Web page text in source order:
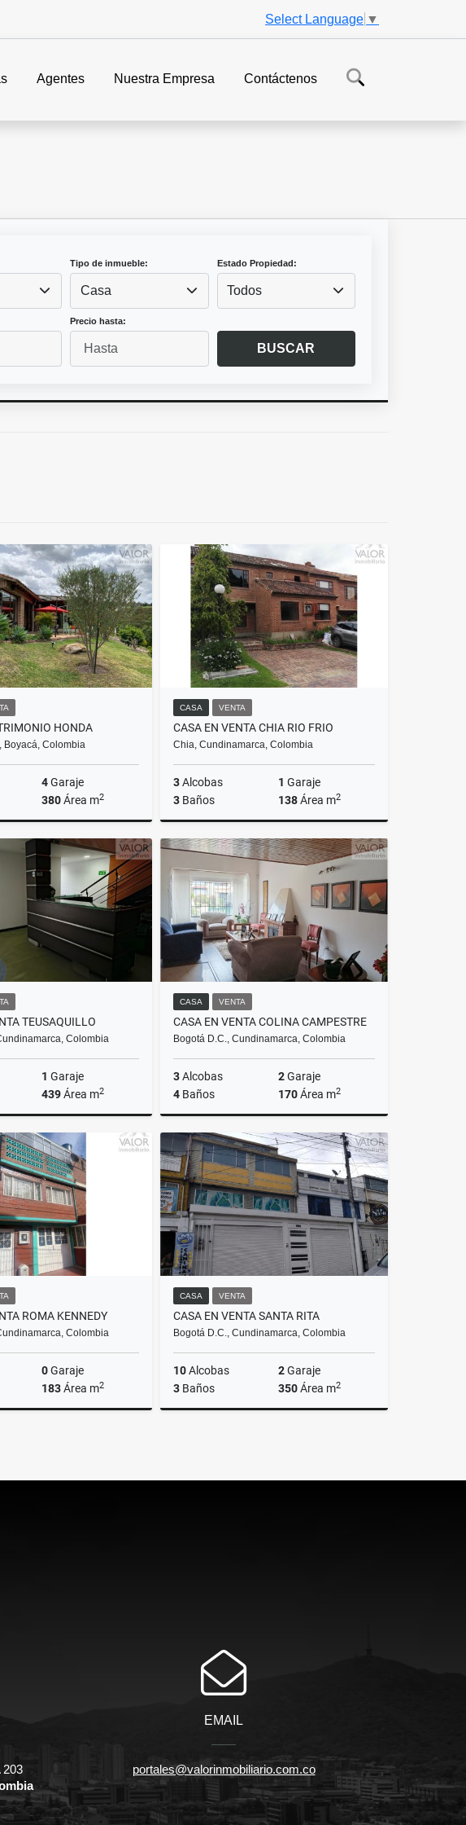
Select Language ▼
Agentes Nuestra Empresa Contáctenos
Tipo de inmueble:
Casa
Estado Propiedad:
Todos
Precio hasta:
BUSCAR
HONDA
Boyacá, Colombia
4Garaje
380Área m2
Venta
$2.300.000.000
CASA VENTA
CASA EN VENTA CHIA RIO FRIO
Chia, Cundinamarca, Colombia
3Alcobas 1 Garaje
3Baños 138Área m2
Venta
$565.000.000
TEUSAQUILLO
Colombia
1 Garaje
439Área m2
Venta
$2.500.000.000
CASA VENTA
CASA EN VENTA COLINA CAMPESTRE
Bogotá D.C., Cundinamarca, Colombia
3Alcobas 2Garaje
4Baños 170Área m2
Venta
$1.450.000.000
ROMA KENNEDY
Colombia
0Garaje
183Área m2
CASA VENTA
CASA EN VENTA SANTA RITA
Bogotá D.C., Cundinamarca, Colombia
10Alcobas 2Garaje
3Baños 350Área m2
203
EMAIL
portales@valorinmobiliario.com.co